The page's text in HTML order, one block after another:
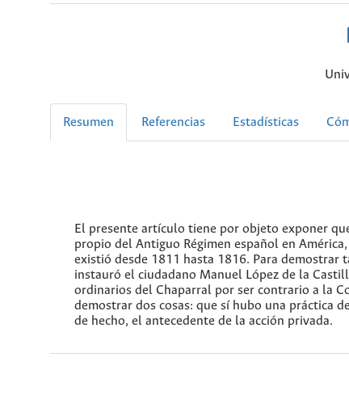
Resumen Referencias Estadísticas
El presente artículo tiene por objeto exponer
propio del Antiguo Régimen español en
existió desde 1811 hasta 1816. Para
instauró el ciudadano Manuel López de la
ordinarios del Chaparral por ser contrario a la
demostrar dos cosas: que sí hubo una práctica
de hecho, el antecedente de la acción privada.